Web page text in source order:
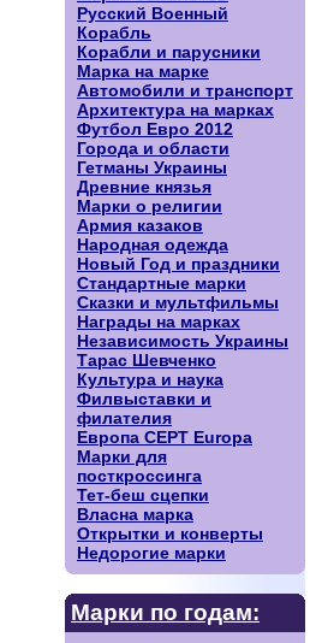
Русский Военный
Корабль
Корабли и парусники
Марка на марке
Автомобили и транспорт
Архитектура на марках
Футбол Евро 2012
Города и области
Гетманы Украины
Древние князья
Марки о религии
Армия казаков
Народная одежда
Новый Год и праздники
Стандартные марки
Сказки и мультфильмы
Награды на марках
Независимость Украины
Тарас Шевченко
Культура и наука
Филвыставки и
филателия
Европа CEPT Europa
Марки для
посткроссинга
Тет-беш сцепки
Власна марка
Открытки и конверты
Недорогие марки
Марки по годам: